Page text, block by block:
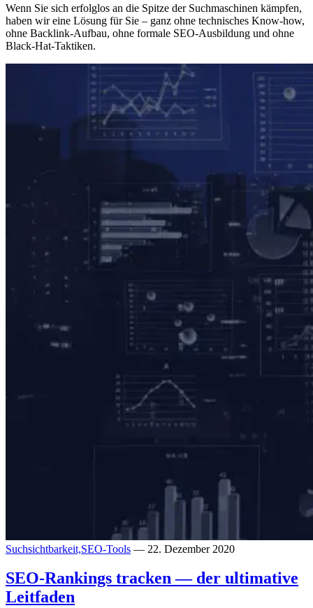
Wenn Sie sich erfolglos an die Spitze der Suchmaschinen kämpfen,
haben wir eine Lösung für Sie – ganz ohne technisches Know-how,
ohne Backlink-Aufbau, ohne formale SEO-Ausbildung und ohne
Black-Hat-Taktiken.
Suchsichtbarkeit,SEO-Tools — 22. Dezember 2020
SEO-Rankings tracken — der ultimative
Leitfaden